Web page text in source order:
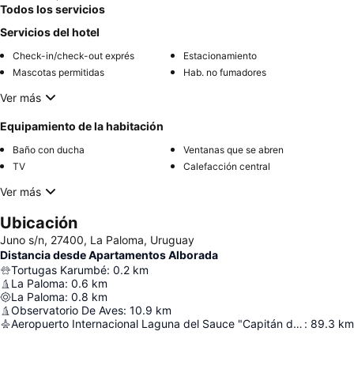
Todos los servicios
Servicios del hotel
Check-in/check-out exprés
Estacionamiento
Mascotas permitidas
Hab. no fumadores
Ver más
Equipamiento de la habitación
Baño con ducha
Ventanas que se abren
TV
Calefacción central
Ver más
Ubicación
Juno s/n, 27400, La Paloma, Uruguay
Distancia desde Apartamentos Alborada
Tortugas Karumbé: 0.2 km
La Paloma: 0.6 km
La Paloma: 0.8 km
Observatorio De Aves: 10.9 km
Aeropuerto Internacional Laguna del Sauce "Capitán de Corbeta Carlos Curbelo" : 89.3 km